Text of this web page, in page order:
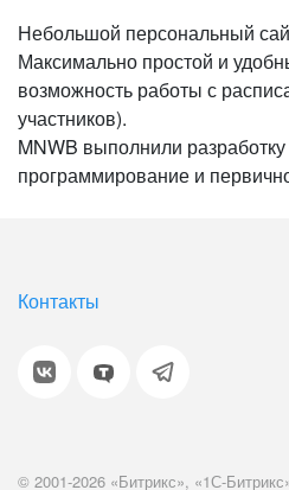
Небольшой персональный
Максимально простой и
возможность работы с
участников).
MNWB выполнили разработку
программирование и
Контакты
© 2001-2026 «Битрикс», «1С-